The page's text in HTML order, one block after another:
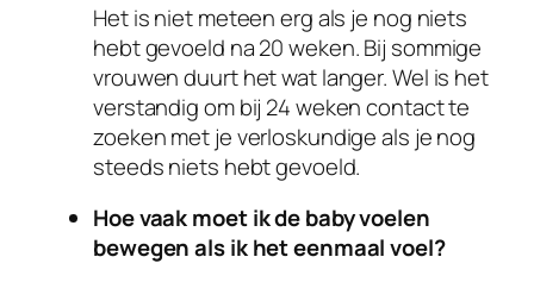
Het is niet meteen erg als je nog niets
hebt gevoeld na 20 weken. Bij sommige
vrouwen duurt het wat langer. Wel is het
verstandig om bij 24 weken contact te
zoeken met je verloskundige als je nog
steeds niets hebt gevoeld.
Hoe vaak moet ik de baby voelen
bewegen als ik het eenmaal voel?